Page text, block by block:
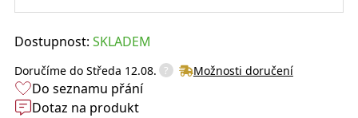
Dostupnost: SKLADEM
Doručíme do Středa 12.08. ? Možnosti doručení
Do seznamu přání
Dotaz na produkt